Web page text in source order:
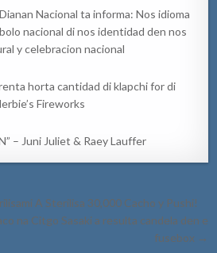
Nacional ta informa: Nos idioma
nacional di nos identidad den nos
y celebracion nacional
horta cantidad di klapchi for di
Fireworks
– Juni Juliet & Raey Lauffer
A Sterilisa 30,000 Cacho y Pushi!
na Citgo Sasaki a resulta candela den e
fusebox →